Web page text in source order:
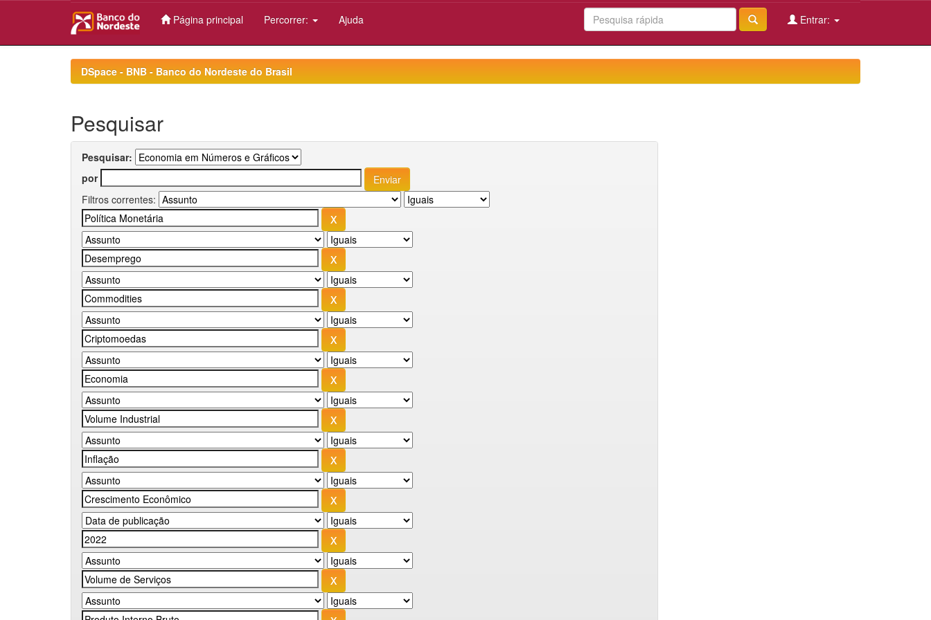
Página principal Percorrer: Ajuda Entrar:
DSpace - BNB - Banco do Nordeste do Brasil
Pesquisar
Pesquisar:
por
Filtros correntes: